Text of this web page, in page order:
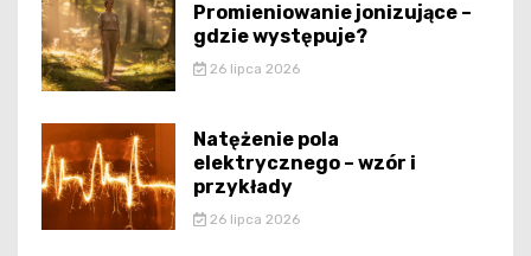
Promieniowanie jonizujące –
gdzie występuje?
26 lipca 2026
Natężenie pola
elektrycznego – wzór i
przykłady
26 lipca 2026